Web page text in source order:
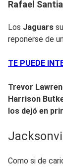
Rafael
Los Jaguars
reponerse de
TE PUEDE
Trevor
Harrison
los dejó en
Como si de